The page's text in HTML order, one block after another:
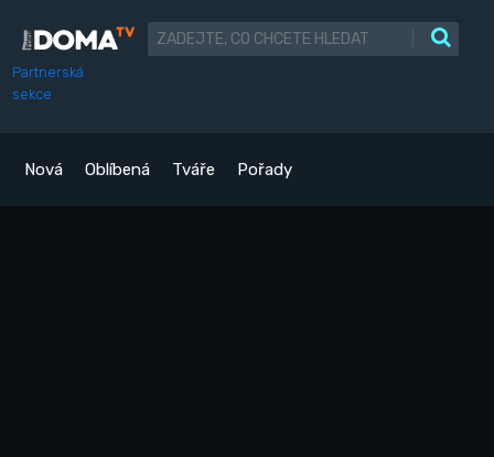
Partnerská
sekce
Nová Oblíbená Tváře Pořady